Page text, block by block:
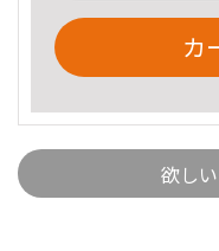
カ
欲し